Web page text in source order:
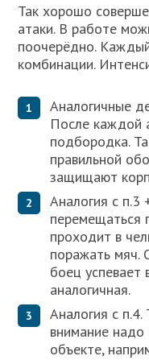
Так хорошо
атаки. В работе
поочерёдно.
комбинации.
Аналогичные
После каждой
подбородка.
правильной
защищают
Аналогия с п.3
перемещаться
проходит в
поражать мяч.
боец успевает
аналогичная.
Аналогия с
внимание
объекте,